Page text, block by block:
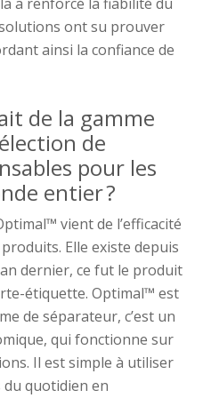
ont su prouver
ainsi la confiance de
de la gamme
de
pour les
entier ?
vient de l’efficacité
produits. Elle existe depuis
dernier, ce fut le produit
étiquette. Optimal™ est
de séparateur, c’est un
qui fonctionne sur
. Il est simple à utiliser
quotidien en